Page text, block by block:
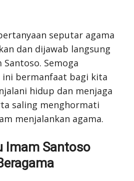
seputar agama
dan dijawab langsung
Semoga
ini bermanfaat bagi kita
hidup dan menjaga
saling menghormati
menjalankan agama.
Imam Santoso